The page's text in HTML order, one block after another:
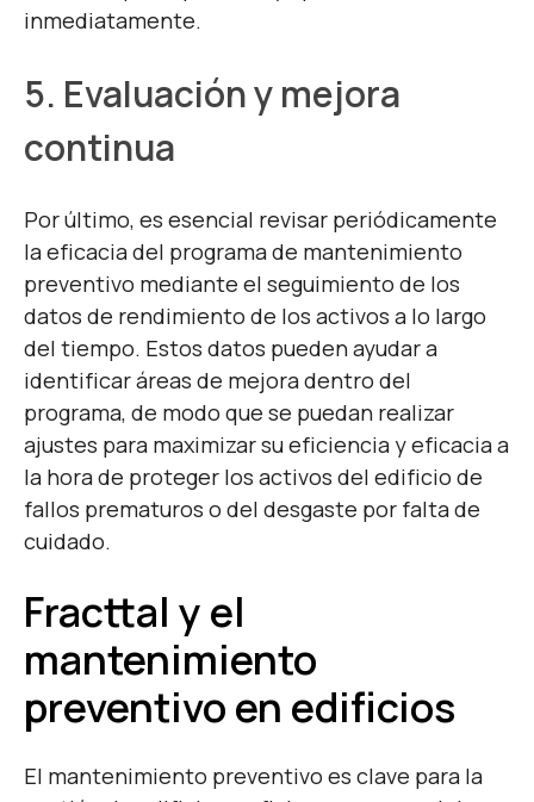
inmediatamente.
5. Evaluación y mejora
continua
Por último, es esencial revisar periódicamente
la eficacia del programa de mantenimiento
preventivo mediante el seguimiento de los
datos de rendimiento de los activos a lo largo
del tiempo. Estos datos pueden ayudar a
identificar áreas de mejora dentro del
programa, de modo que se puedan realizar
ajustes para maximizar su eficiencia y eficacia a
la hora de proteger los activos del edificio de
fallos prematuros o del desgaste por falta de
cuidado.
Fracttal y el
mantenimiento
preventivo en edificios
El mantenimiento preventivo es clave para la